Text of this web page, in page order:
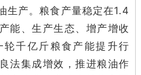
产。粮食产量稳定在1.4
能、生产生态、增产增收
千亿斤粮食产能提升行
法集成增效，推进粮油作